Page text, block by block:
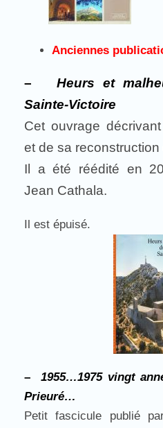
Anciennes
– Heurs et
Sainte-Victoire
Cet ouvrage
et de sa
Il a été réédité en
Jean Cathala.
Il est épuisé.
–1955…1975 vingt
Prieuré…
Petit fascicule publié